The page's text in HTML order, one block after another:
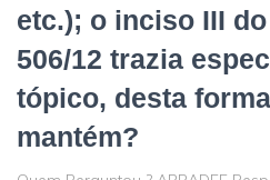
etc.); o inciso III
506/12 trazia
tópico, desta
mantém?